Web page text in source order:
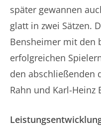
später gewannen
glatt in zwei Sätzen.
Bensheimer mit den
erfolgreichen
den abschließenden
Rahn und Karl-Heinz